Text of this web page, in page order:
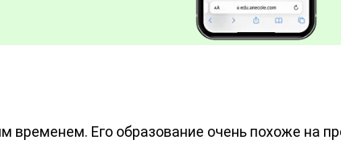
Его образование очень похоже на